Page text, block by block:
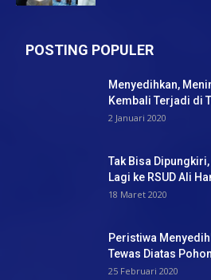
POSTING POPULER
Menyedihkan,
Kembali Terjadi di
2 Januari 2020
Tak Bisa
Lagi ke RSUD Ali
18 Maret 2020
Peristiwa
Tewas Diatas Pohon
25 Februari 2020